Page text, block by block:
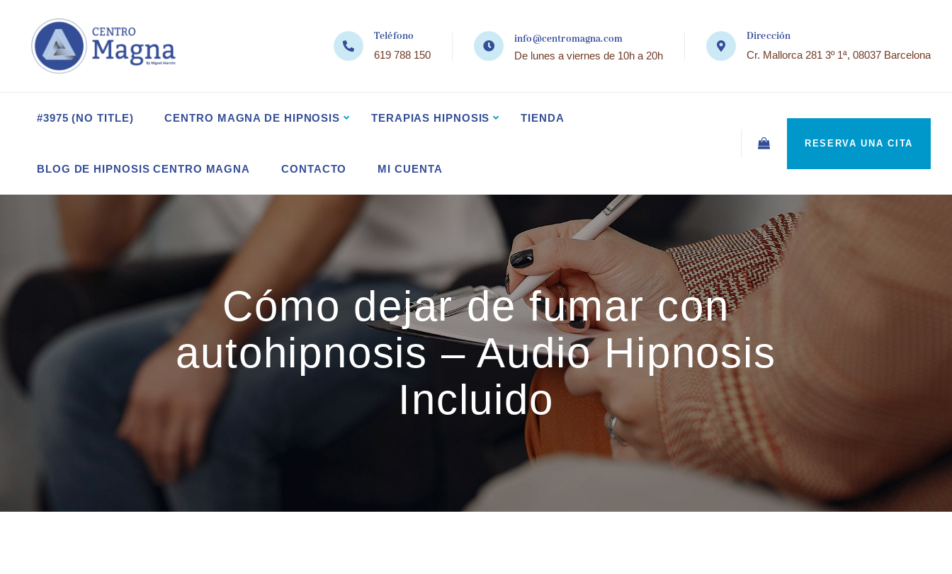
Teléfono
619 788 150
info@centromagna.com
De lunes a viernes de 10h a 20h
Dirección
Cr. Mallorca 281 3º 1ª, 08037 Barcelona
#3975 (NO TITLE) CENTRO MAGNA DE HIPNOSIS TERAPIAS HIPNOSIS TIENDA
BLOG DE HIPNOSIS CENTRO MAGNA CONTACTO MI CUENTA
RESERVA UNA CITA
Cómo dejar de fumar con
autohipnosis – Audio Hipnosis
Incluido